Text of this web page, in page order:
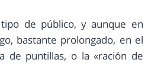
de público, y aunque en
bastante prolongado, en el
de puntillas, o la «ración de